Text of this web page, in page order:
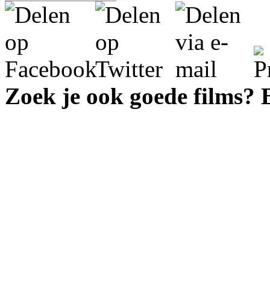
Zoek je ook goede films?